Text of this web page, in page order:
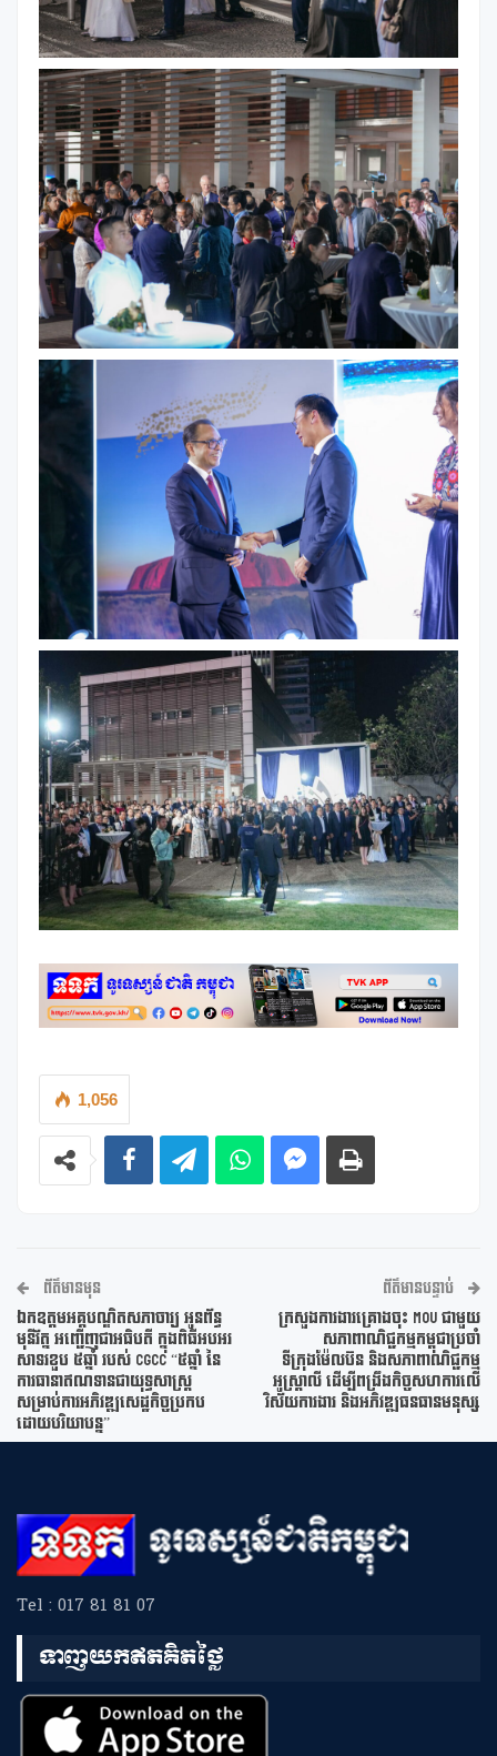
1,056
ព័ត៌មានមុន
ឯកឧត្តមអគ្គបណ្ឌិតសភាចារ្យ អូនព័ន្ធ
មុនីរ័ត្ន អញ្ជើញជាអធិបតី ក្នុងពិធីអបអរ
សាទរខួប ៥ឆ្នាំ របស់ CGCC “៥ឆ្នាំ នៃ
ការធានាឥណទានជាយុទ្ធសាស្រ្ដ
សម្រាប់ការអភិវឌ្ឍសេដ្ឋកិច្ចប្រកប
ដោយបរិយាបន្ន”
ព័ត៌មានបន្ទាប់
ក្រសួងការងារគ្រោងចុះ MoU ជាមួយ
សភាពាណិជ្ជកម្មកម្ពុជាប្រចាំ
ទីក្រុងម៉ែលប៊ន និងសភាពាណិជ្ជកម្ម
អូស្រ្តាលី ដើម្បីពង្រឹងកិច្ចសហការលើ
វិស័យការងារ និងអភិវឌ្ឍធនធានមនុស្ស
Tel : 017 81 81 07
ទាញយកឥតគិតថ្លៃ